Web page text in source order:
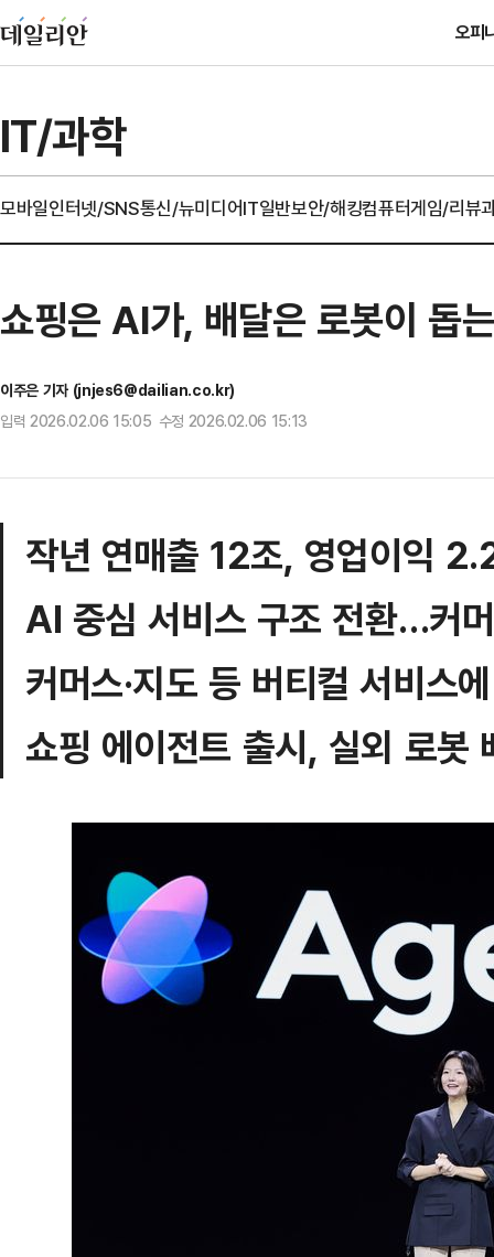
오피
IT/과학
모바일인터넷/SNS통신/뉴미디어IT일반보안/해킹컴퓨터게임/리뷰
쇼핑은 AI가, 배달은 로봇이 돕
이주은 기자 (jnjes6@dailian.co.kr)
입력 2026.02.06 15:05 수정 2026.02.06 15:13
작년 연매출 12조, 영업이익
AI 중심 서비스 구조 전환…커
커머스·지도 등 버티컬 서비스
쇼핑 에이전트 출시, 실외 로봇